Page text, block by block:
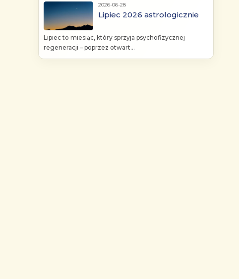
2026-06-28
Lipiec 2026 astrologicznie
Lipiec to miesiąc, który sprzyja psychofizycznej
regeneracji – poprzez otwart...